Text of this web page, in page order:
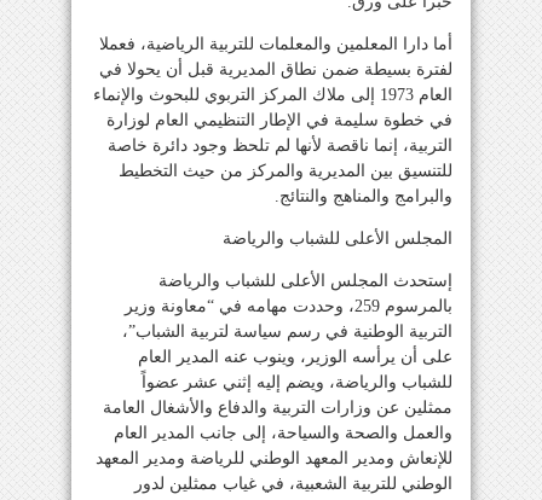
أما دارا المعلمين والمعلمات للتربية الرياضية، فعملا
لفترة بسيطة ضمن نطاق المديرية قبل أن يحولا في
العام 1973 إلى ملاك المركز التربوي للبحوث والإنماء
في خطوة سليمة في الإطار التنظيمي العام لوزارة
التربية، إنما ناقصة لأنها لم تلحظ وجود دائرة خاصة
للتنسيق بين المديرية والمركز من حيث التخطيط
والبرامج والمناهج والنتائج.
المجلس الأعلى للشباب والرياضة
إستحدث المجلس الأعلى للشباب والرياضة
بالمرسوم 259، وحددت مهامه في “معاونة وزير
التربية الوطنية في رسم سياسة لتربية الشباب”،
على أن يرأسه الوزير، وينوب عنه المدير العام
للشباب والرياضة، ويضم إليه إثني عشر عضواً
ممثلين عن وزارات التربية والدفاع والأشغال العامة
والعمل والصحة والسياحة، إلى جانب المدير العام
للإنعاش ومدير المعهد الوطني للرياضة ومدير المعهد
الوطني للتربية الشعبية، في غياب ممثلين لدور